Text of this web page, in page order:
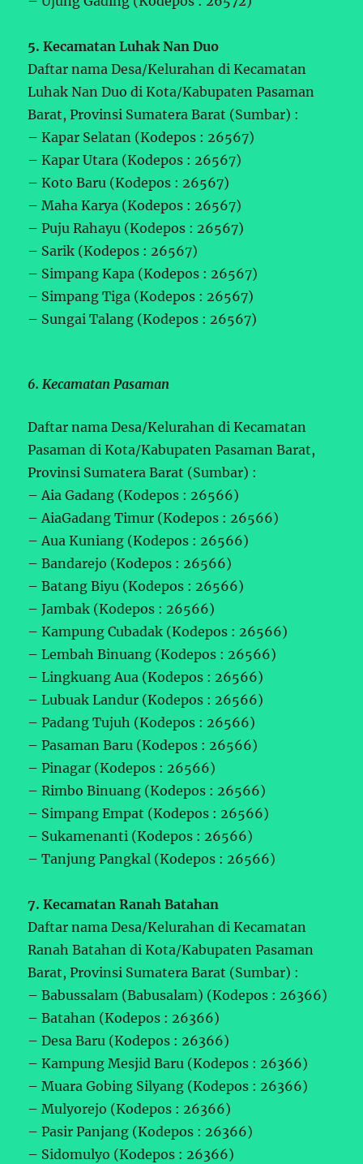
5. Kecamatan Luhak Nan Duo
Daftar nama Desa/Kelurahan di Kecamatan
Luhak Nan Duo di Kota/Kabupaten Pasaman
Barat, Provinsi Sumatera Barat (Sumbar) :
– Kapar Selatan (Kodepos : 26567)
– Kapar Utara (Kodepos : 26567)
– Koto Baru (Kodepos : 26567)
– Maha Karya (Kodepos : 26567)
– Puju Rahayu (Kodepos : 26567)
– Sarik (Kodepos : 26567)
– Simpang Kapa (Kodepos : 26567)
– Simpang Tiga (Kodepos : 26567)
– Sungai Talang (Kodepos : 26567)
6. Kecamatan Pasaman
Daftar nama Desa/Kelurahan di Kecamatan
Pasaman di Kota/Kabupaten Pasaman Barat,
Provinsi Sumatera Barat (Sumbar) :
– Aia Gadang (Kodepos : 26566)
– AiaGadang Timur (Kodepos : 26566)
– Aua Kuniang (Kodepos : 26566)
– Bandarejo (Kodepos : 26566)
– Batang Biyu (Kodepos : 26566)
– Jambak (Kodepos : 26566)
– Kampung Cubadak (Kodepos : 26566)
– Lembah Binuang (Kodepos : 26566)
– Lingkuang Aua (Kodepos : 26566)
– Lubuak Landur (Kodepos : 26566)
– Padang Tujuh (Kodepos : 26566)
– Pasaman Baru (Kodepos : 26566)
– Pinagar (Kodepos : 26566)
– Rimbo Binuang (Kodepos : 26566)
– Simpang Empat (Kodepos : 26566)
– Sukamenanti (Kodepos : 26566)
– Tanjung Pangkal (Kodepos : 26566)
7. Kecamatan Ranah Batahan
Daftar nama Desa/Kelurahan di Kecamatan
Ranah Batahan di Kota/Kabupaten Pasaman
Barat, Provinsi Sumatera Barat (Sumbar) :
– Babussalam (Babusalam) (Kodepos : 26366)
– Batahan (Kodepos : 26366)
– Desa Baru (Kodepos : 26366)
– Kampung Mesjid Baru (Kodepos : 26366)
– Muara Gobing Silyang (Kodepos : 26366)
– Mulyorejo (Kodepos : 26366)
– Pasir Panjang (Kodepos : 26366)
– Sidomulyo (Kodepos : 26366)